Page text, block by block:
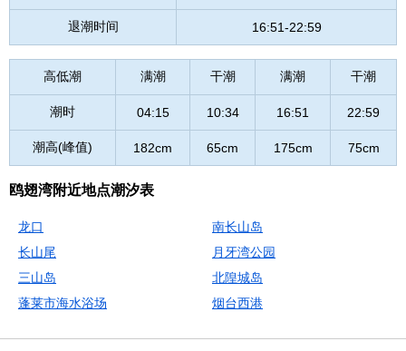
退潮时间 16:51-22:59
高低潮 满潮 干潮 满潮 干潮
潮时 04:15 10:34 16:51 22:59
潮高(峰值) 182cm 65cm 175cm 75cm
鸥翅湾附近地点潮汐表
龙口
南长山岛
长山尾
月牙湾公园
三山岛
北隍城岛
蓬莱市海水浴场
烟台西港